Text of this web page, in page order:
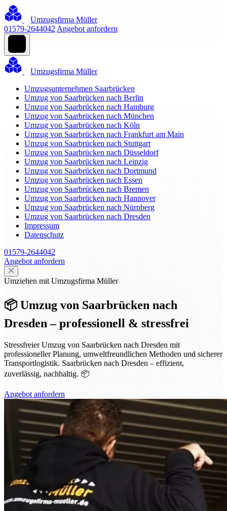
Umzugsfirma Müller
01579-2644042 Angebot anfordern
Umzugsfirma Müller
Umzugsunternehmen Saarbrücken
Umzug von Saarbrücken nach Berlin
Umzug von Saarbrücken nach Hamburg
Umzug von Saarbrücken nach München
Umzug von Saarbrücken nach Köln
Umzug von Saarbrücken nach Frankfurt am Main
Umzug von Saarbrücken nach Stuttgart
Umzug von Saarbrücken nach Düsseldorf
Umzug von Saarbrücken nach Leipzig
Umzug von Saarbrücken nach Dortmund
Umzug von Saarbrücken nach Essen
Umzug von Saarbrücken nach Bremen
Umzug von Saarbrücken nach Hannover
Umzug von Saarbrücken nach Nürnberg
Umzug von Saarbrücken nach Dresden
Impressum
Datenschutz
01579-2644042
Angebot anfordern
Umziehen mit Umzugsfirma Müller
📦 Umzug von Saarbrücken nach
Dresden – professionell & stressfrei
Stressfreier Umzug von Saarbrücken nach Dresden mit
professioneller Planung, umweltfreundlichen Methoden und sicherer
Transportlogistik. Saarbrücken nach Dresden – effizient,
zuverlässig, nachhaltig. 📦
Angebot anfordern